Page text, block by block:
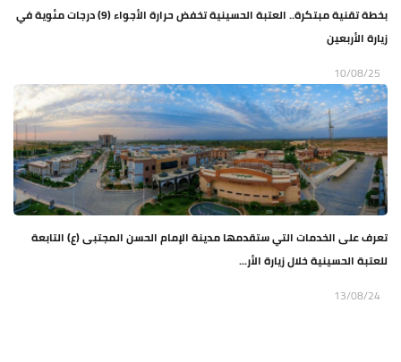
بخطة تقنية مبتكرة.. العتبة الحسينية تخفض حرارة الأجواء (9) درجات مئوية في
زيارة الأربعين
10/08/25
تعرف على الخدمات التي ستقدمها مدينة الإمام الحسن المجتبى (ع) التابعة
للعتبة الحسينية خلال زيارة الأر...
13/08/24